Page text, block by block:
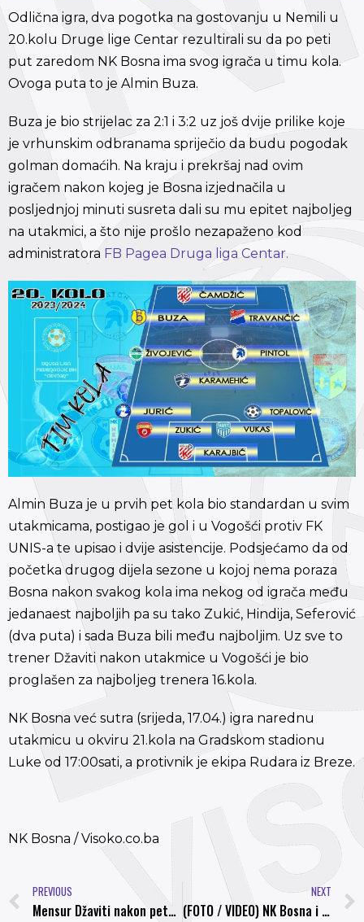
Odlična igra, dva pogotka na gostovanju u Nemili u
20.kolu Druge lige Centar rezultirali su da po peti
put zaredom NK Bosna ima svog igrača u timu kola.
Ovoga puta to je Almin Buza.
Buza je bio strijelac za 2:1 i 3:2 uz još dvije prilike koje
je vrhunskim odbranama spriječio da budu pogodak
golman domaćih. Na kraju i prekršaj nad ovim
igračem nakon kojeg je Bosna izjednačila u
posljednjoj minuti susreta dali su mu epitet najboljeg
na utakmici, a što nije prošlo nezapaženo kod
administratora FB Pagea Druga liga Centar.
Almin Buza je u prvih pet kola bio standardan u svim
utakmicama, postigao je gol i u Vogošći protiv FK
UNIS-a te upisao i dvije asistencije. Podsjećamo da od
početka drugog dijela sezone u kojoj nema poraza
Bosna nakon svakog kola ima nekog od igrača među
jedanaest najboljih pa su tako Zukić, Hindija, Seferović
(dva puta) i sada Buza bili među najboljim. Uz sve to
trener Džaviti nakon utakmice u Vogošći je bio
proglašen za najboljeg trenera 16.kola.
NK Bosna već sutra (srijeda, 17.04.) igra narednu
utakmicu u okviru 21.kola na Gradskom stadionu
Luke od 17:00sati, a protivnik je ekipa Rudara iz Breze.
NK Bosna / Visoko.co.ba
PREVIOUS
Mensur Džaviti nakon pete uzastopne utakmice bez poraza: Već smo zaboravili Nemilu, vidimo se u srijedu u Lukama protiv Rudara
NEXT
(FOTO / VIDEO) NK Bosna i Glamur Dizajn predstavljaju nove dresove visočkog kluba